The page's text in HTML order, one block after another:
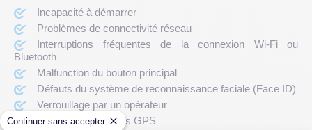
Continuer sans accepter
Incapacité à démarrer
Problèmes de connectivité réseau
Interruptions fréquentes de la connexion Wi-Fi ou
Bluetooth
Malfunction du bouton principal
Défauts du système de reconnaissance faciale (Face ID)
Verrouillage par un opérateur
Dysfonctionnements GPS